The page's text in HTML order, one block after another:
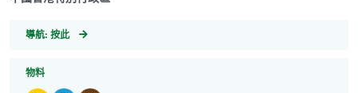
導航: GeoCoordinates
按此
物料